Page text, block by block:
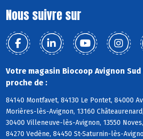
Nous suivre sur
Votre magasin Biocoop Avignon
proche de :
84140 Montfavet, 84130 Le Pontet, 84000
Morières-lès-Avignon, 13160
30400 Villeneuve-lès-Avignon, 13550
84270 Vedène, 84450 St-Saturnin-lès-